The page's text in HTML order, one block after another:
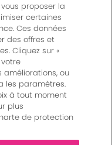
Jean Samazeuilh - CS
- France
|
Events And More
personnelles
proposer la
certaines
Ces données
des offres et
Cliquez sur «
ou
les paramètres.
à tout moment
plus
de protection